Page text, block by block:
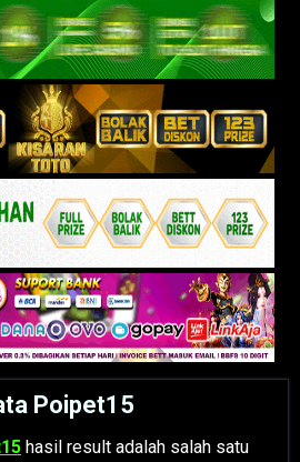
Poipet15
hasil result adalah salah satu